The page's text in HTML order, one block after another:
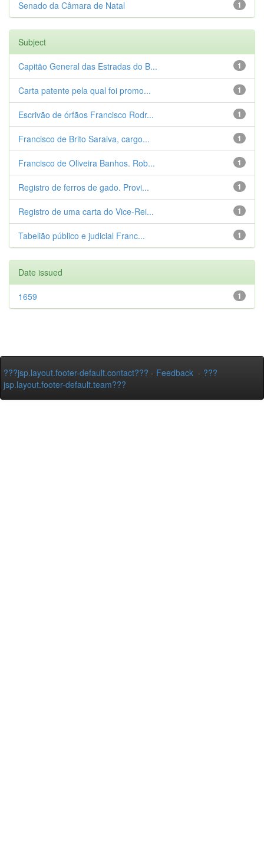
1
Senado da Câmara de Natal
Subject
1
Capitão General das Estradas do B...
1
Carta patente pela qual foi promo...
1
Escrivão de órfãos Francisco Rodr...
1
Francisco de Brito Saraiva, cargo...
1
Francisco de Oliveira Banhos. Rob...
1
Registro de ferros de gado. Provi...
1
Registro de uma carta do Vice-Rei...
1
Tabelião público e judicial Franc...
Date issued
1
1659
???jsp.layout.footer-default.contact??? - Feedback - ???
jsp.layout.footer-default.team???